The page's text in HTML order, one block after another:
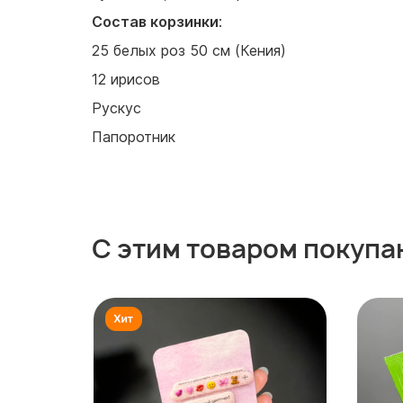
Состав корзинки:
25 белых роз 50 см (Кения)
12 ирисов
Рускус
Папоротник
С этим товаром